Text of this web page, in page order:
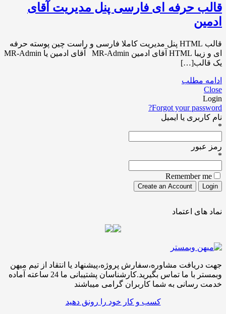
قالب حرفه ای فارسی پنل مدیریت آقای
ادمین
قالب HTML پنل مدیریت کاملا فارسی و راست چین پوسته حرفه
ای و زیبا HTML آقای ادمین MR-Admin آقای ادمین یا MR-Admin
یک قالب[…]
ادامه مطلب
Close
Login
Forgot your password?
نام کاربری یا ایمیل
*
رمز عبور
*
Remember me
نماد های اعتماد
جهت دریافت مشاوره،سفارش پروژه،پیشنهاد یا انتقاد از تیم میهن
وبمستر با ما تماس بگیرید.کارشناسان پشتیبانی ما 24 ساعته آماده
خدمت رسانی به شما کاربران گرامی میباشند
کسب و کار خود را رونق دهید